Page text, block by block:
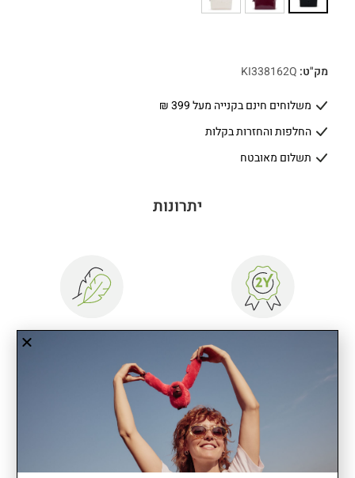
מק"ט: KI338162Q
משלוחים חינם בקנייה מעל 399 ₪
החלפות והחזרות בקלות
תשלום מאובטח
יתרונות
שנתיים אחריות קל משקל
מתאים למחשב עד 15"